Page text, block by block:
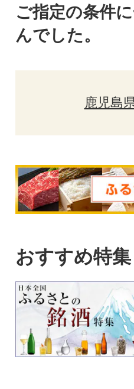
ご指定の条件
んでした。
鹿児島
おすすめ特集